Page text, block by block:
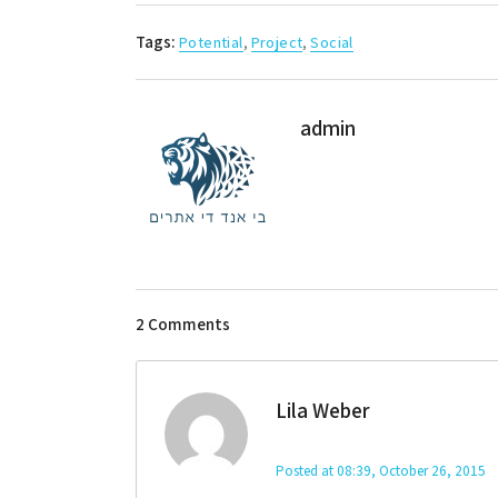
Tags: Potential, Project, Social
admin
2 Comments
Lila Weber
Posted at 08:39, October 26, 2015